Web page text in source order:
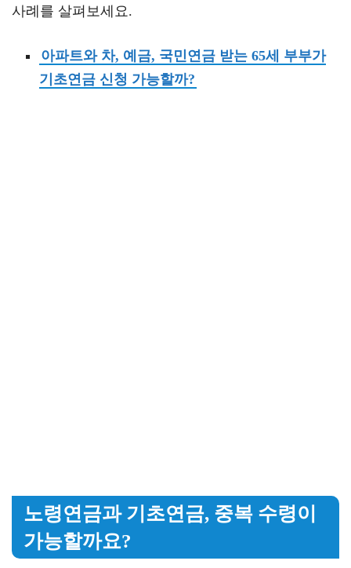
사례를 살펴보세요.
아파트와 차, 예금, 국민연금 받는 65세 부부가
기초연금 신청 가능할까?
노령연금과 기초연금, 중복 수령이
가능할까요?